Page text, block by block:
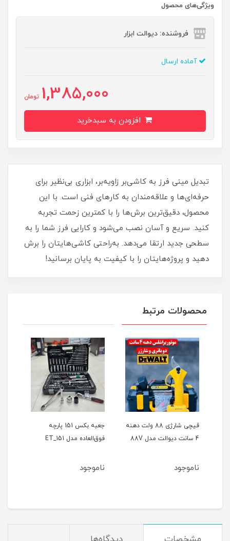
ویژگی‌های محصول
فروشنده: دیوالت ابزار
آماده ارسال
1,385,000 تومان
تبدیل مینی فرز به کاشی‌بر زاویه‌بر، ابزاری بی‌نظیر برای
حرفه‌ای‌ها و علاقه‌مندان به کارهای فنی است. با این
محصول، دقیق‌ترین برش‌ها را با کمترین زحمت تجربه
کنید. سریع و آسان نصب می‌شود و کارایی فرز شما را به
سطحی جدید ارتقا می‌دهد. به‌راحتی کاشی‌هایتان را برش
دهید و پروژه‌هایتان را با کیفیت به پایان برسانید!
محصولات مرتبط
قیچی شارژی 88 ولت دهنه
4 سانت دیوالت مدل 88V
ناموجود
جعبه بکس 151 پارچه
فوق‌العاده مدل ET_151
ناموجود